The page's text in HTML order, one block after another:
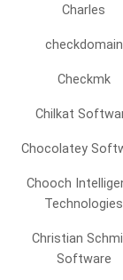
Charles
checkdomain
Checkmk
Chilkat
Chocolatey
Chooch
Technologies
Christian
Software